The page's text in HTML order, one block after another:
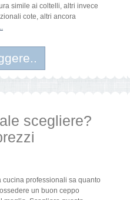
simile ai coltelli, altri invece
cote, altri ancora
scegliere?
professionali sa quanto
un buon ceppo